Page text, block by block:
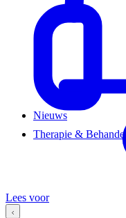
Therapie &
Nieuws
Lees voor